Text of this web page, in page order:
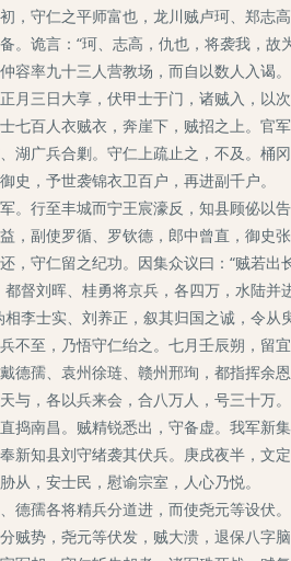
守仁之平师富也，龙川贼卢珂、郑志
。诡言：“珂、志高，仇也，将袭我，
容率九十三人营教场，而自以数人入谒
月三日大享，伏甲士于门，诸贼入，以
七百人衣贼衣，奔崖下，贼招之上。官
广兵合剿。守仁上疏止之，不及。桶
史，予世袭锦衣卫百户，再进副千户。
行至丰城而宁王宸濠反，知县顾佖以
，副使罗循、罗钦德，郎中曾直，御
，守仁留之纪功。因集众议曰：“贼若
督刘晖、桂勇将京兵，各四万，水陆
李士实、刘养正，叙其归国之诚，令
不至，乃悟守仁绐之。七月壬辰朔，
德孺、袁州徐琏、赣州邢珣，都指挥
与，各以兵来会，合八万人，号三十万
捣南昌。贼精锐悉出，守备虚。我军新
新知县刘守绪袭其伏兵。庚戌夜半，
从，安士民，慰谕宗室，人心乃悦。
孺各将精兵分道进，而使尧元等设伏
贼势，尧元等伏发，贼大溃，退保八